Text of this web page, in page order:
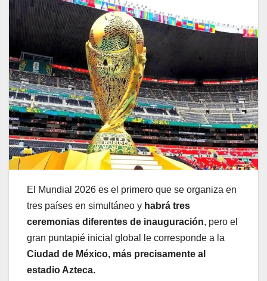
El Mundial 2026 es el primero que se organiza en
tres países en simultáneo y habrá tres
ceremonias diferentes de inauguración, pero el
gran puntapié inicial global le corresponde a la
Ciudad de México, más precisamente al
estadio Azteca.